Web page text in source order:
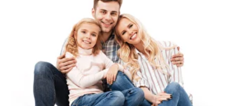
КОМФОРТ
экономия вашего времени
Они помогают собраться,
проследят, чтобы ребёнок
ничего не забыл, провожают
до дверей и создают
доброжелательную
атмосферу в пути и дома